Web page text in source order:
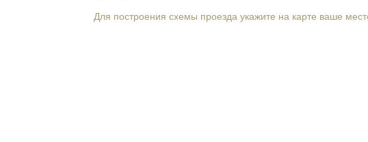
Для построения схемы проезда укажите на карте ваше